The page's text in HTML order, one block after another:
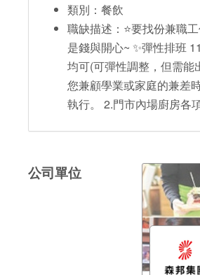
類別：餐飲
職缺描述：⭐要找份兼職
是錢與開心~ ✨彈性排班
均可(可彈性調整，但需
您兼顧學業或家庭的兼差
執行。 2.門市內場廚房各
公司單位